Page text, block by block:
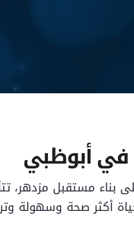
في أبوظبي
مستقبل مزدهر،
أكثر صحة وسهولة